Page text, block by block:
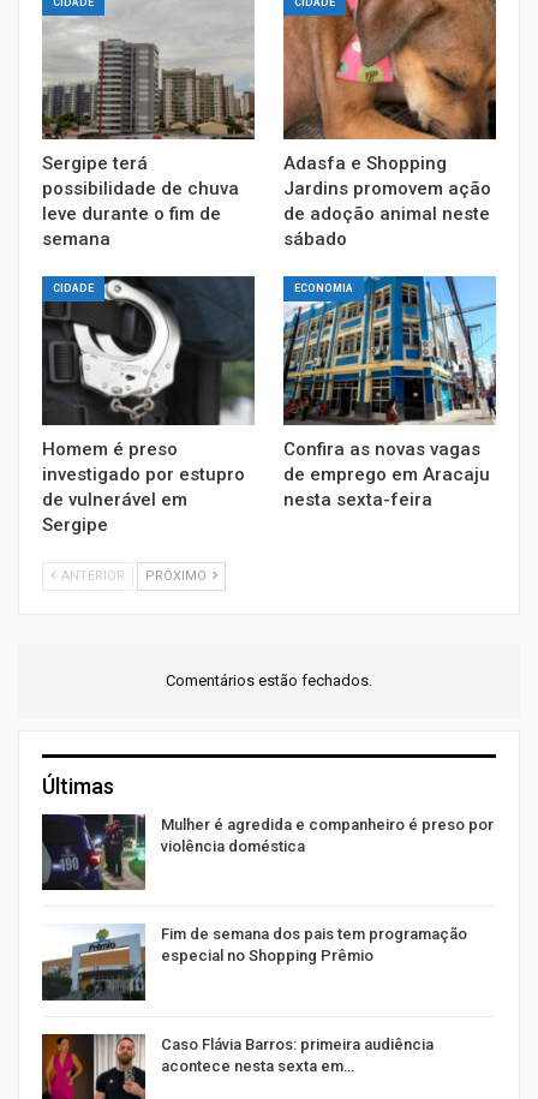
CIDADE
Sergipe terá
possibilidade de chuva
leve durante o fim de
semana
CIDADE
Adasfa e Shopping
Jardins promovem ação
de adoção animal neste
sábado
CIDADE
Homem é preso
investigado por estupro
de vulnerável em
Sergipe
ECONOMIA
Confira as novas vagas
de emprego em Aracaju
nesta sexta-feira
ANTERIOR PRÓXIMO
Comentários estão fechados.
Últimas
Mulher é agredida e companheiro é preso por
violência doméstica
Fim de semana dos pais tem programação
especial no Shopping Prêmio
Caso Flávia Barros: primeira audiência
acontece nesta sexta em…